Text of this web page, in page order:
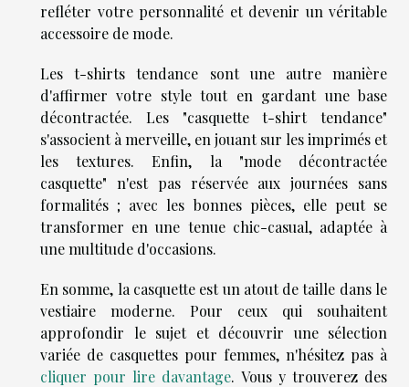
refléter votre personnalité et devenir un véritable
accessoire de mode.
Les t-shirts tendance sont une autre manière
d'affirmer votre style tout en gardant une base
décontractée. Les "casquette t-shirt tendance"
s'associent à merveille, en jouant sur les imprimés et
les textures. Enfin, la "mode décontractée
casquette" n'est pas réservée aux journées sans
formalités ; avec les bonnes pièces, elle peut se
transformer en une tenue chic-casual, adaptée à
une multitude d'occasions.
En somme, la casquette est un atout de taille dans le
vestiaire moderne. Pour ceux qui souhaitent
approfondir le sujet et découvrir une sélection
variée de casquettes pour femmes, n'hésitez pas à
cliquer pour lire davantage. Vous y trouverez des